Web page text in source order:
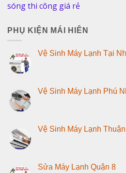
sóng thi công giá rẻ
PHỤ KIỆN MÁI HIÊN
Vệ Sinh Máy Lạnh Tại
Vệ Sinh Máy Lạnh Phú
Vệ Sinh Máy Lạnh
Sửa Máy Lạnh Quận 8